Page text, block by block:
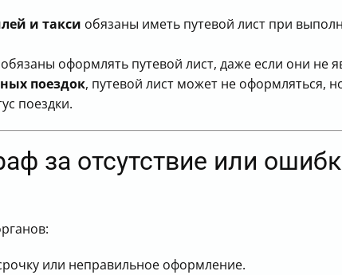
и такси обязаны иметь путевой лист при
оформлять путевой лист, даже если они не
поездок, путевой лист может не оформляться,
поездки.
за отсутствие или
или неправильное оформление.